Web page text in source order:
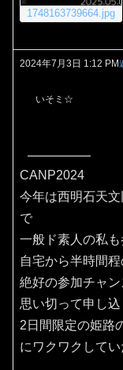
1748163739664.jpg
2024年7月3日 1:12 PM
いそミ☆
CANP2024
今年は西明石天
で
一般ド素人の私
自宅から半時間
絶好の参加チャ
思い切って申し
2日間限定の姫路
にワクワクして